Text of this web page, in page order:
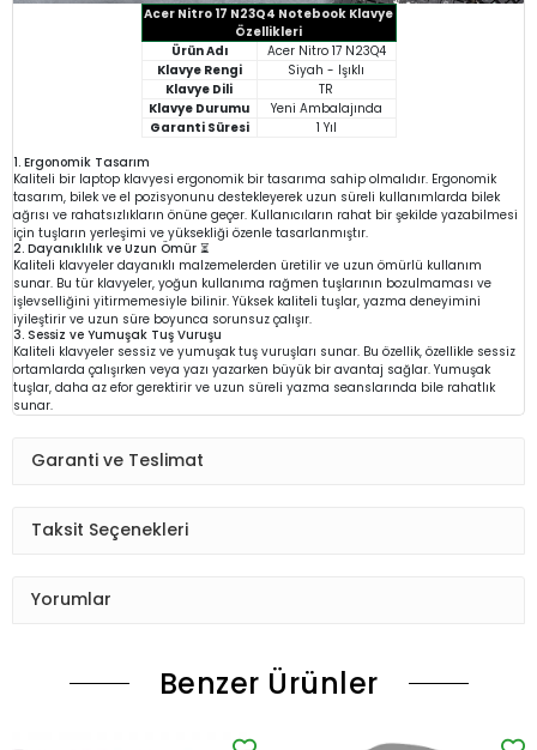
Acer Nitro 17 N23Q4 Notebook Klavye
Özellikleri
Ürün Adı
Acer Nitro 17 N23Q4
Klavye Rengi
Siyah - Işıklı
Klavye Dili
TR
Klavye Durumu
Yeni Ambalajında
Garanti Süresi
1 Yıl
1. Ergonomik Tasarım
Kaliteli bir laptop klavyesi ergonomik bir tasarıma sahip olmalıdır. Ergonomik
tasarım, bilek ve el pozisyonunu destekleyerek uzun süreli kullanımlarda bilek
ağrısı ve rahatsızlıkların önüne geçer. Kullanıcıların rahat bir şekilde yazabilmesi
için tuşların yerleşimi ve yüksekliği özenle tasarlanmıştır.
2. Dayanıklılık ve Uzun Ömür ⏳
Kaliteli klavyeler dayanıklı malzemelerden üretilir ve uzun ömürlü kullanım
sunar. Bu tür klavyeler, yoğun kullanıma rağmen tuşlarının bozulmaması ve
işlevselliğini yitirmemesiyle bilinir. Yüksek kaliteli tuşlar, yazma deneyimini
iyileştirir ve uzun süre boyunca sorunsuz çalışır.
3. Sessiz ve Yumuşak Tuş Vuruşu
Kaliteli klavyeler sessiz ve yumuşak tuş vuruşları sunar. Bu özellik, özellikle sessiz
ortamlarda çalışırken veya yazı yazarken büyük bir avantaj sağlar. Yumuşak
tuşlar, daha az efor gerektirir ve uzun süreli yazma seanslarında bile rahatlık
sunar.
Garanti ve Teslimat
Taksit Seçenekleri
Yorumlar
Benzer Ürünler